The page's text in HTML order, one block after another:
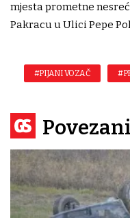
mjesta prometne
Pakracu u Ulici Pepe
#PIJANI VOZAČ